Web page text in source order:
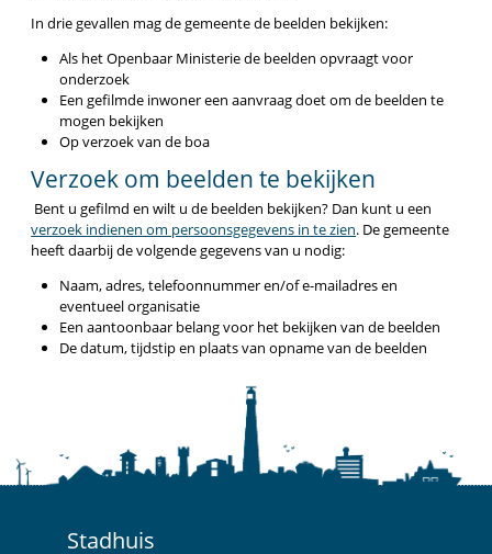
In drie gevallen mag de gemeente de beelden bekijken:
Als het Openbaar Ministerie de beelden opvraagt voor
onderzoek
Een gefilmde inwoner een aanvraag doet om de beelden te
mogen bekijken
Op verzoek van de boa
Verzoek om beelden te bekijken
Bent u gefilmd en wilt u de beelden bekijken? Dan kunt u een
verzoek indienen om persoonsgegevens in te zien. De gemeente
heeft daarbij de volgende gegevens van u nodig:
Naam, adres, telefoonnummer en/of e-mailadres en
eventueel organisatie
Een aantoonbaar belang voor het bekijken van de beelden
De datum, tijdstip en plaats van opname van de beelden
Stadhuis